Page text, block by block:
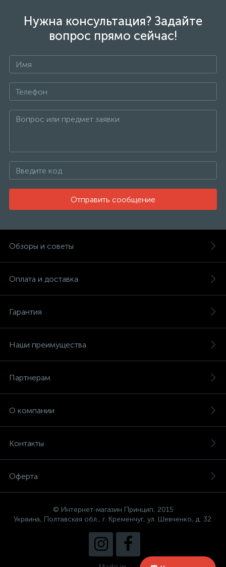
Нужна консультация? Задайте
вопрос прямо сейчас!
Отправить сообщение
Обзоры и советы
Оплата и доставка
Гарантия
Наши преимущества
Партнерам
О компании
Контакты
Оферта
© Интернет-магазин Принцип, 2015
Украина, Полтавская обл., г. Кременчуг, ул. Шевченко, д. 32.